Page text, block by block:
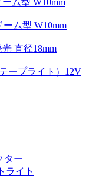
ム型 W10mm
ム型 W10mm
直径18mm
ープライト）12V
ター
ライト